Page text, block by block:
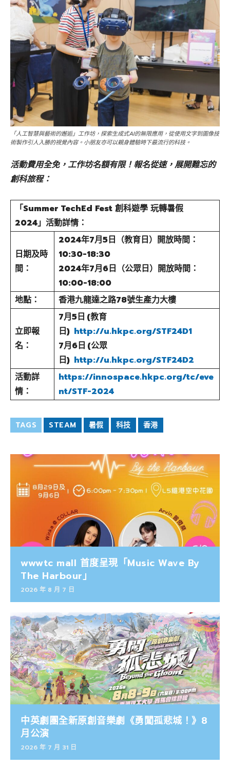
「人工智慧與藝術的邂逅」工作坊，探索生成式AI的無限應用，從使用文字到圖像技
術製作引人入勝的視覺內容。小朋友亦可以親身體驗時下最流行的科技。
活動費用全免，工作坊名額有限！報名從速，展開難忘的
創科旅程：
「Summer TechEd Fest 創科遊學 玩轉暑假
2024」活動詳情：
日期及時
間：
2024年7月5日（教育日）開放時間：
10:30-18:30
2024年7月6日（公眾日）開放時間：
10:00-18:00
地點：
香港九龍達之路78號生產力大樓
立即報
名：
7月5日 (教育
日) http://u.hkpc.org/STF24D1
7月6日 (公眾
日) http://u.hkpc.org/STF24D2
活動詳
情：
https://innospace.hkpc.org/tc/eve
nt/STF-2024
TAGS STEAM 暑假 科技 香港
wwwtc mall 首度呈現「Music Wave By
The Harbour」
2026 年 8 月 7 日
中英劇團全新原創音樂劇《勇闖孤悲城！》8
月公演
2026 年 7 月 31 日